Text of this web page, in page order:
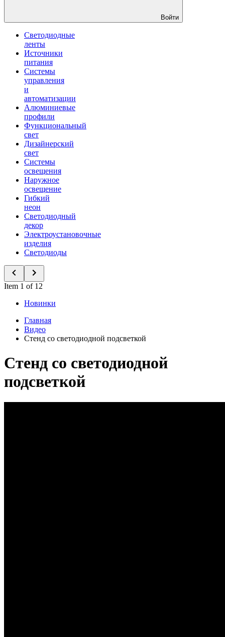
Войти
Светодиодные
ленты
Источники
питания
Системы
управления
и
автоматизации
Алюминиевые
профили
Функциональный
свет
Дизайнерский
свет
Системы
освещения
Наружное
освещение
Гибкий
неон
Светодиодный
декор
Электроустановочные
изделия
Светодиоды
Item 1 of 12
Новинки
Главная
Видео
Стенд со светодиодной подсветкой
Стенд со светодиодной
подсветкой